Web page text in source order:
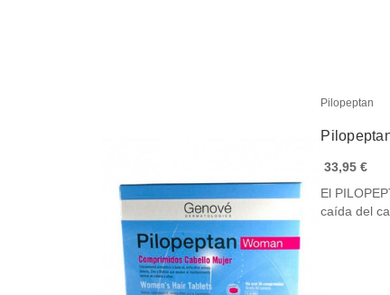
Pilopeptan
33,95 €
El
caída del